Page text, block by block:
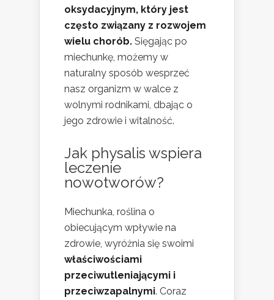
oksydacyjnym, który jest
często związany z rozwojem
wielu chorób. Sięgając po
miechunkę, możemy w
naturalny sposób wesprzeć
nasz organizm w walce z
wolnymi rodnikami, dbając o
jego zdrowie i witalność.
Jak physalis wspiera
leczenie
nowotworów?
Miechunka, roślina o
obiecującym wpływie na
zdrowie, wyróżnia się swoimi
właściwościami
przeciwutleniającymi i
przeciwzapalnymi. Coraz